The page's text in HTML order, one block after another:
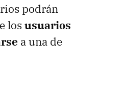
podrán
los usuarios
a una de